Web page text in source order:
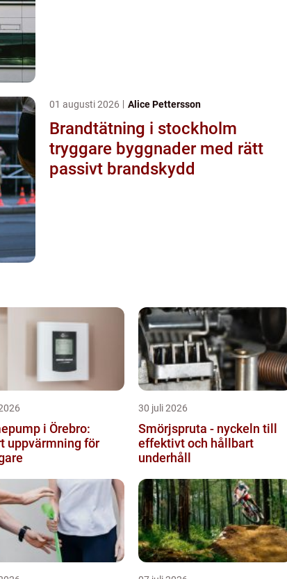
01 augusti 2026 Alice Pettersson
Brandtätning i stockholm
tryggare byggnader med rätt
passivt brandskydd
i Örebro:
uppvärmning för
30 juli 2026
Smörjspruta - nyckeln till
effektivt och hållbart
underhåll